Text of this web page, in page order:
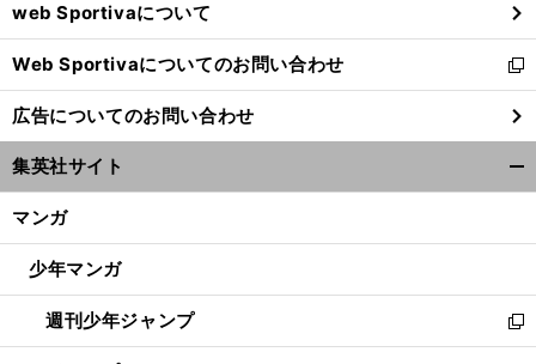
で
開
く
web Sportivaについて
Web Sportivaについてのお問い合わせ
新
し
い
ウ
ィ
ン
ウ
開
く
広告についてのお問い合わせ
集英社サイト
マンガ
少年マンガ
週刊少年ジャンプ
新
し